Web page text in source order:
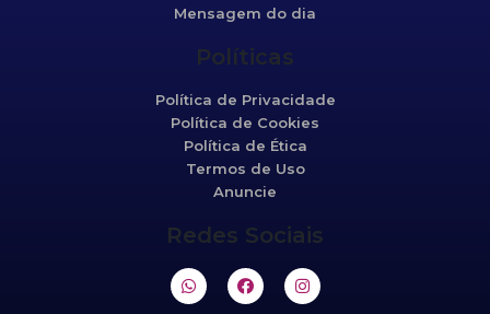
Mensagem do dia
Políticas
Política de Privacidade
Política de Cookies
Política de Ética
Termos de Uso
Anuncie
Redes Sociais